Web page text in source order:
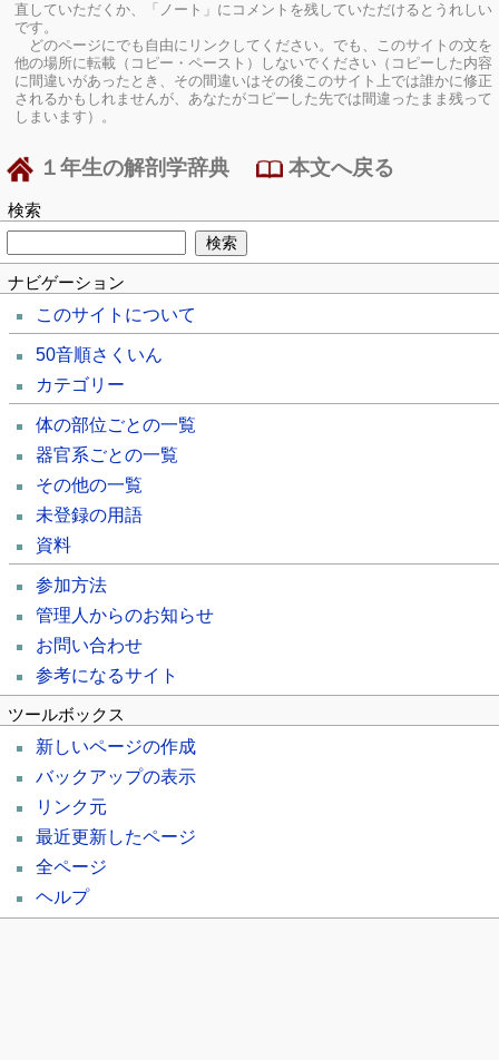
直していただくか、「ノート」にコメントを残していただけるとうれしい
です。
どのページにでも自由にリンクしてください。でも、このサイトの文を
他の場所に転載（コピー・ペースト）しないでください（コピーした内容
に間違いがあったとき、その間違いはその後このサイト上では誰かに修正
されるかもしれませんが、あなたがコピーした先では間違ったまま残って
しまいます）。
１年生の解剖学辞典 本文へ戻る
検索
ナビゲーション
このサイトについて
50音順さくいん
カテゴリー
体の部位ごとの一覧
器官系ごとの一覧
その他の一覧
未登録の用語
資料
参加方法
管理人からのお知らせ
お問い合わせ
参考になるサイト
ツールボックス
新しいページの作成
バックアップの表示
リンク元
最近更新したページ
全ページ
ヘルプ